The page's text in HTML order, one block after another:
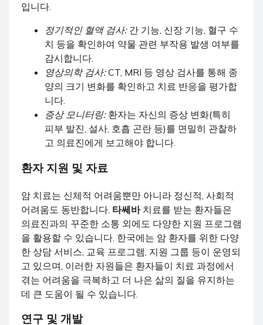
입니다.
정기적인 혈액 검사:간 기능, 신장 기능, 혈구 수
치 등을 확인하여 약물 관련 부작용 발생 여부를
감시합니다.
영상의학 검사:CT, MRI 등 영상 검사를 통해 종
양의 크기 변화를 확인하고 치료 반응을 평가합
니다.
증상 모니터링:환자는 자신의 증상 변화(특히
피부 발진, 설사, 호흡 곤란 등)를 면밀히 관찰하
고 의료진에게 보고해야 합니다.
환자 지원 및 자료
암 치료는 신체적 어려움뿐만 아니라 정신적, 사회적
어려움도 동반합니다. 타쎄바치료를 받는 환자들은
의료진과의 꾸준한 소통 외에도 다양한 지원 프로그램
을 활용할 수 있습니다. 한국에는 암 환자를 위한 다양
한 상담 서비스, 교육 프로그램, 지원 그룹 등이 운영되
고 있으며, 이러한 자원들은 환자들이 치료 과정에서
겪는 어려움을 극복하고 더 나은 삶의 질을 유지하는
데 큰 도움이 될 수 있습니다.
연구 및 개발